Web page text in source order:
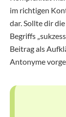
im richtigen
dar. Sollte dir
Begriffs
Beitrag als
Antonyme